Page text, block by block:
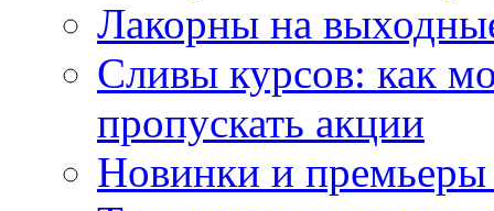
Лакорны на
Сливы курсов: как
пропускать акции
Новинки и